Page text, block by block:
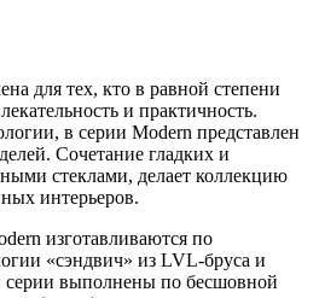
для тех, кто в равной степени
и практичность.
в серии Modern представлен
Сочетание гладких и
стеклами, делает коллекцию
интерьеров.
изготавливаются по
«сэндвич» из LVL-бруса и
серии выполнены по бесшовной